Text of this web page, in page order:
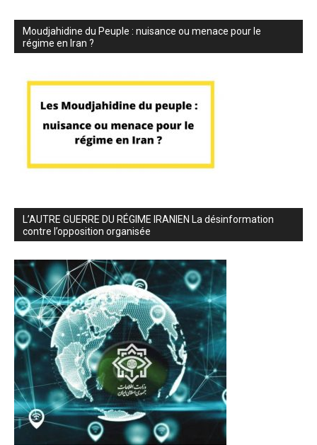
Moudjahidine du Peuple : nuisance ou menace pour le
régime en Iran ?
L’AUTRE GUERRE DU RÉGIME IRANIEN La désinformation
contre l’opposition organisée